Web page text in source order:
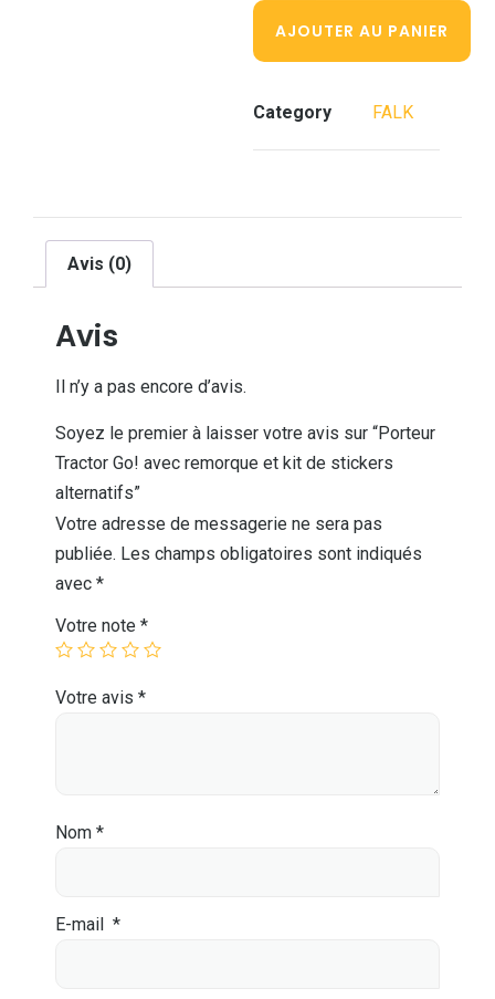
AJOUTER AU PANIER
Category FALK
Avis (0)
Avis
Il n’y a pas encore d’avis.
Soyez le premier à laisser votre avis sur “Porteur
Tractor Go! avec remorque et kit de stickers
alternatifs”
Votre adresse de messagerie ne sera pas
publiée. Les champs obligatoires sont indiqués
avec *
Votre note *
Votre avis *
Nom *
E-mail *